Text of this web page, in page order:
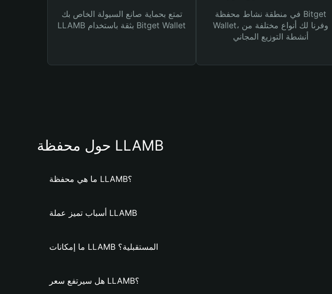
تمتع بحماية صانع السيولة الخاص بك
LLAMB بثقة باستخدام Bitget Wallet
في منطقة نشاط محفظة Bitget
Wallet، وفرنا لك أنواع مختلفة من
أنشطة التوزيع المجاني
حول محفظة LLAMB
ما هي محفظة LLAMB؟
أسباب تميز عملة LLAMB
ما إمكانات LLAMB المستقبلية؟
هل سيرتفع سعر LLAMB؟